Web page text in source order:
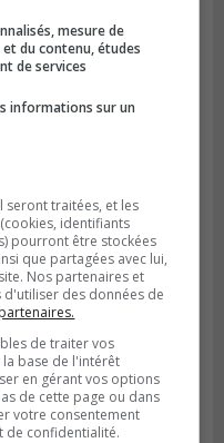
pour
mesure de
du contenu, études
de services
informations sur un
seront traitées, et les
identifiants
pourront être stockées
que partagées avec lui,
Nos partenaires et
des données de
de traiter vos
base de l'intérêt
en gérant vos options
de cette page ou dans
votre consentement
de confidentialité.